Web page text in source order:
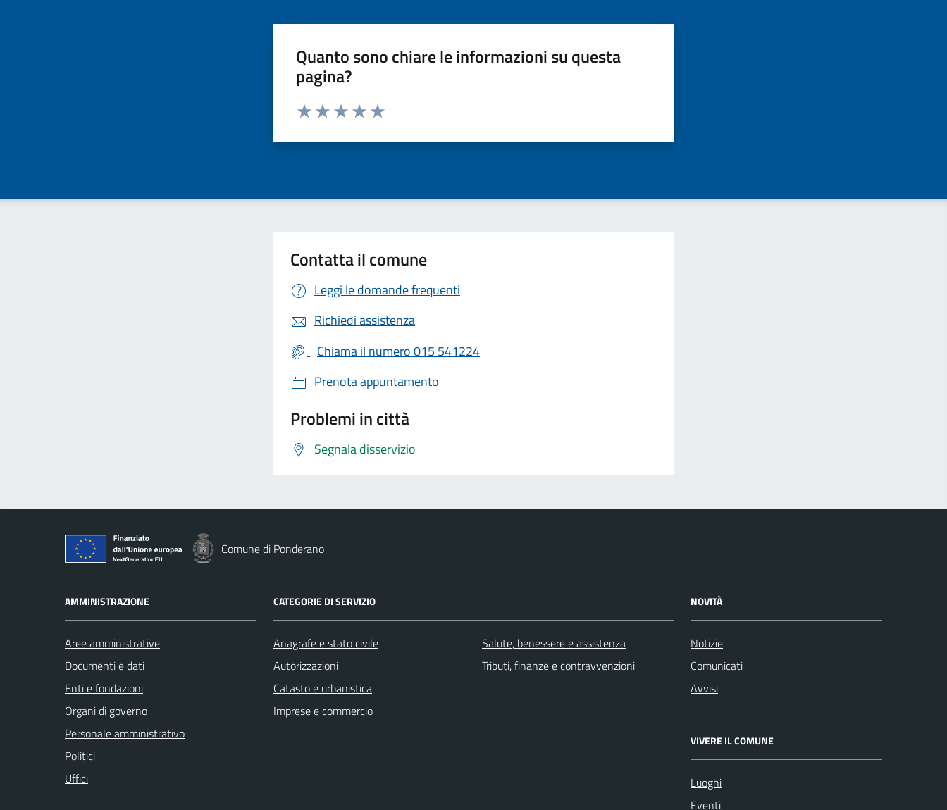
Quanto sono chiare le informazioni su questa
pagina?
Valuta da 1 a 5 stelle la pagina
Contatta il comune
Leggi le domande frequenti
Richiedi assistenza
Chiama il numero 015 541224
Prenota appuntamento
Problemi in città
Segnala disservizio
Comune di Ponderano
AMMINISTRAZIONE
Aree amministrative
Documenti e dati
Enti e fondazioni
Organi di governo
Personale amministrativo
Politici
Uffici
CATEGORIE DI SERVIZIO
Anagrafe e stato civile
Autorizzazioni
Catasto e urbanistica
Imprese e commercio
Salute, benessere e assistenza
Tributi, finanze e contravvenzioni
NOVITÀ
Notizie
Comunicati
Avvisi
VIVERE IL COMUNE
Luoghi
Eventi